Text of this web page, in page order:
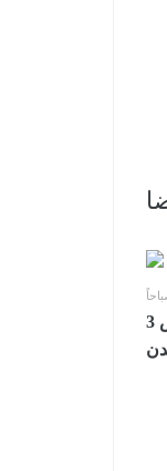
البنك المركزي يوقف تراخيص 3